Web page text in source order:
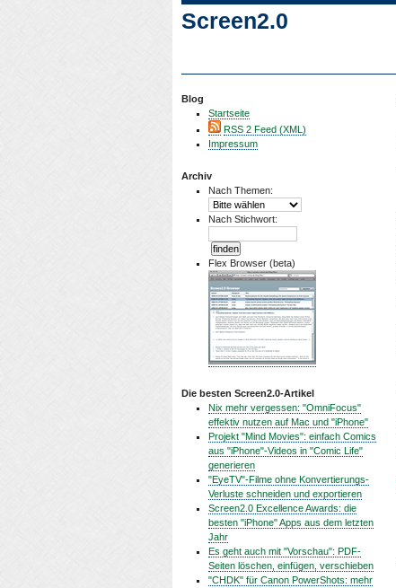
Screen2.0
Blog
Startseite
RSS 2 Feed (XML)
Impressum
Archiv
Nach Themen:
Nach Stichwort:
Flex Browser (beta)
Die besten Screen2.0-Artikel
Nix mehr vergessen: "OmniFocus"
effektiv nutzen auf Mac und "iPhone"
Projekt "Mind Movies": einfach Comics
aus "iPhone"-Videos in "Comic Life"
generieren
"EyeTV"-Filme ohne Konvertierungs-
Verluste schneiden und exportieren
Screen2.0 Excellence Awards: die
besten "iPhone" Apps aus dem letzten
Jahr
Es geht auch mit "Vorschau": PDF-
Seiten löschen, einfügen, verschieben
"CHDK" für Canon PowerShots: mehr